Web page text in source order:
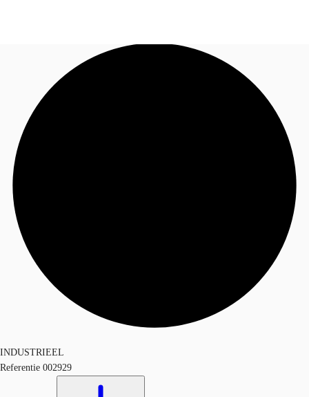
Nieuws & onderzoek
Favorieten
Bel nu
INDUSTRIEEL
Referentie 002929